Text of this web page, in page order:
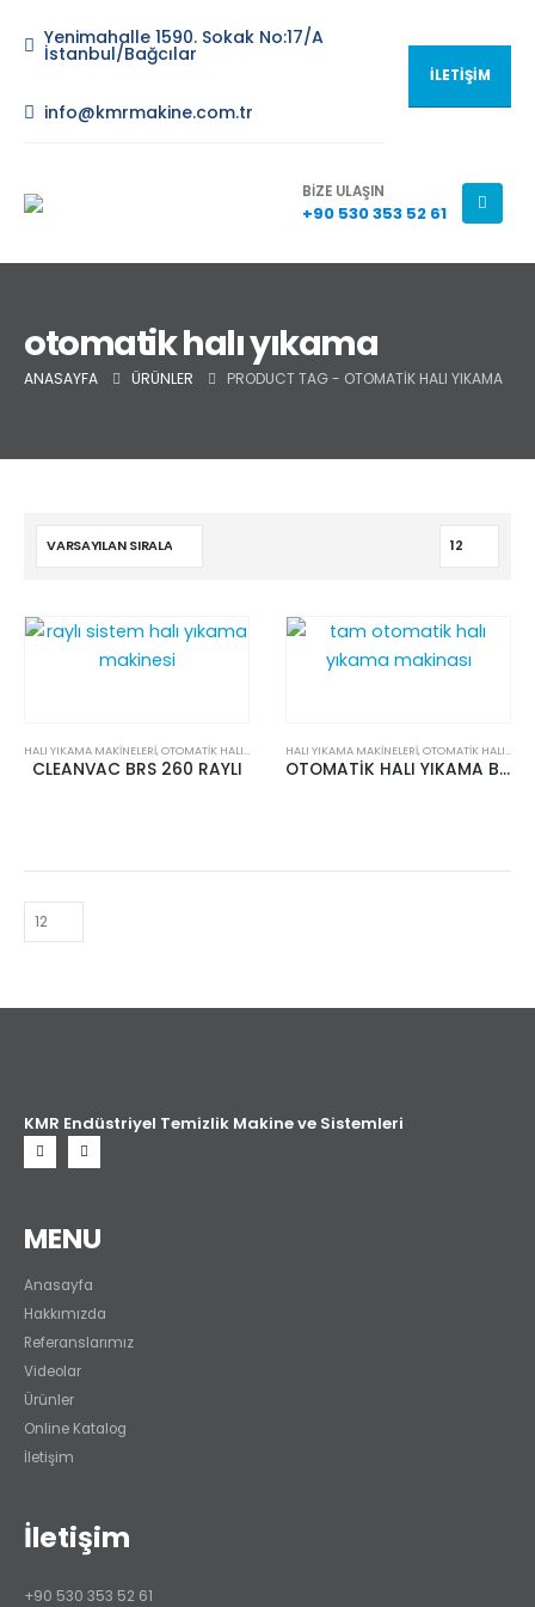
Yenimahalle 1590. Sokak No:17/A
İstanbul/Bağcılar
info@kmrmakine.com.tr
İLETİŞİM
BİZE ULAŞIN
+90 530 353 52 61
otomatik halı yıkama
ANASAYFA ÜRÜNLER PRODUCT TAG - OTOMATIK HALI YIKAMA
HALI YIKAMA MAKİNELERİ,OTOMATİK HALI YIKAMA
CLEANVAC BRS 260 RAYLI
HALI YIKAMA MAKİNELERİ,OTOMATİK HALI YIKAMA
OTOMATİK HALI YIKAMA BRS 260 F
KMR Endüstriyel Temizlik Makine ve Sistemleri
MENU
Anasayfa
Hakkımızda
Referanslarımız
Videolar
Ürünler
Online Katalog
İletişim
İletişim
+90 530 353 52 61